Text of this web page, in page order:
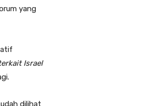
yang
Israel
dilihat